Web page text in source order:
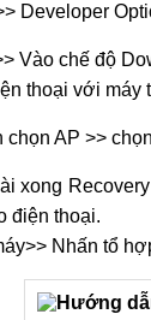
Developer
Vào chế độ
thoại với máy
chọn AP >>
xong
điện thoại.
Nhấn tổ